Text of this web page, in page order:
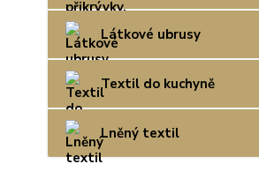
Látkové ubrusy
Textil do kuchyně
Lněný textil